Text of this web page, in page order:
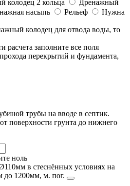
колодец 2 кольца
Дренажный
насыпь Рельеф
Нужна
колодец для отвода воды, то
заполните все поля
перекрытий и фундамента,
трубы на вводе в септик.
поверхности грунта до нижнего
ноль
в стеснённых условиях на
до 1200мм, м. пог.